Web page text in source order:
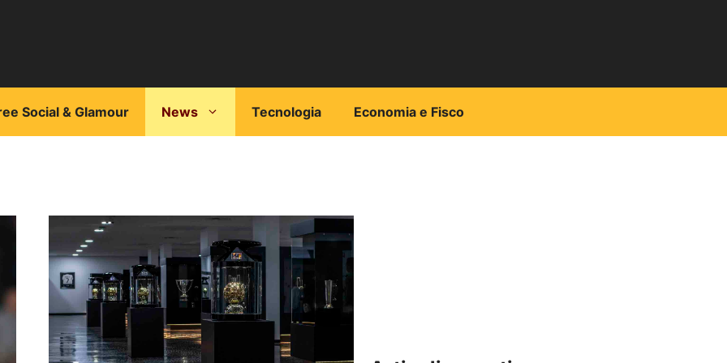
Social & Glamour News Tecnologia Economia e Fisco